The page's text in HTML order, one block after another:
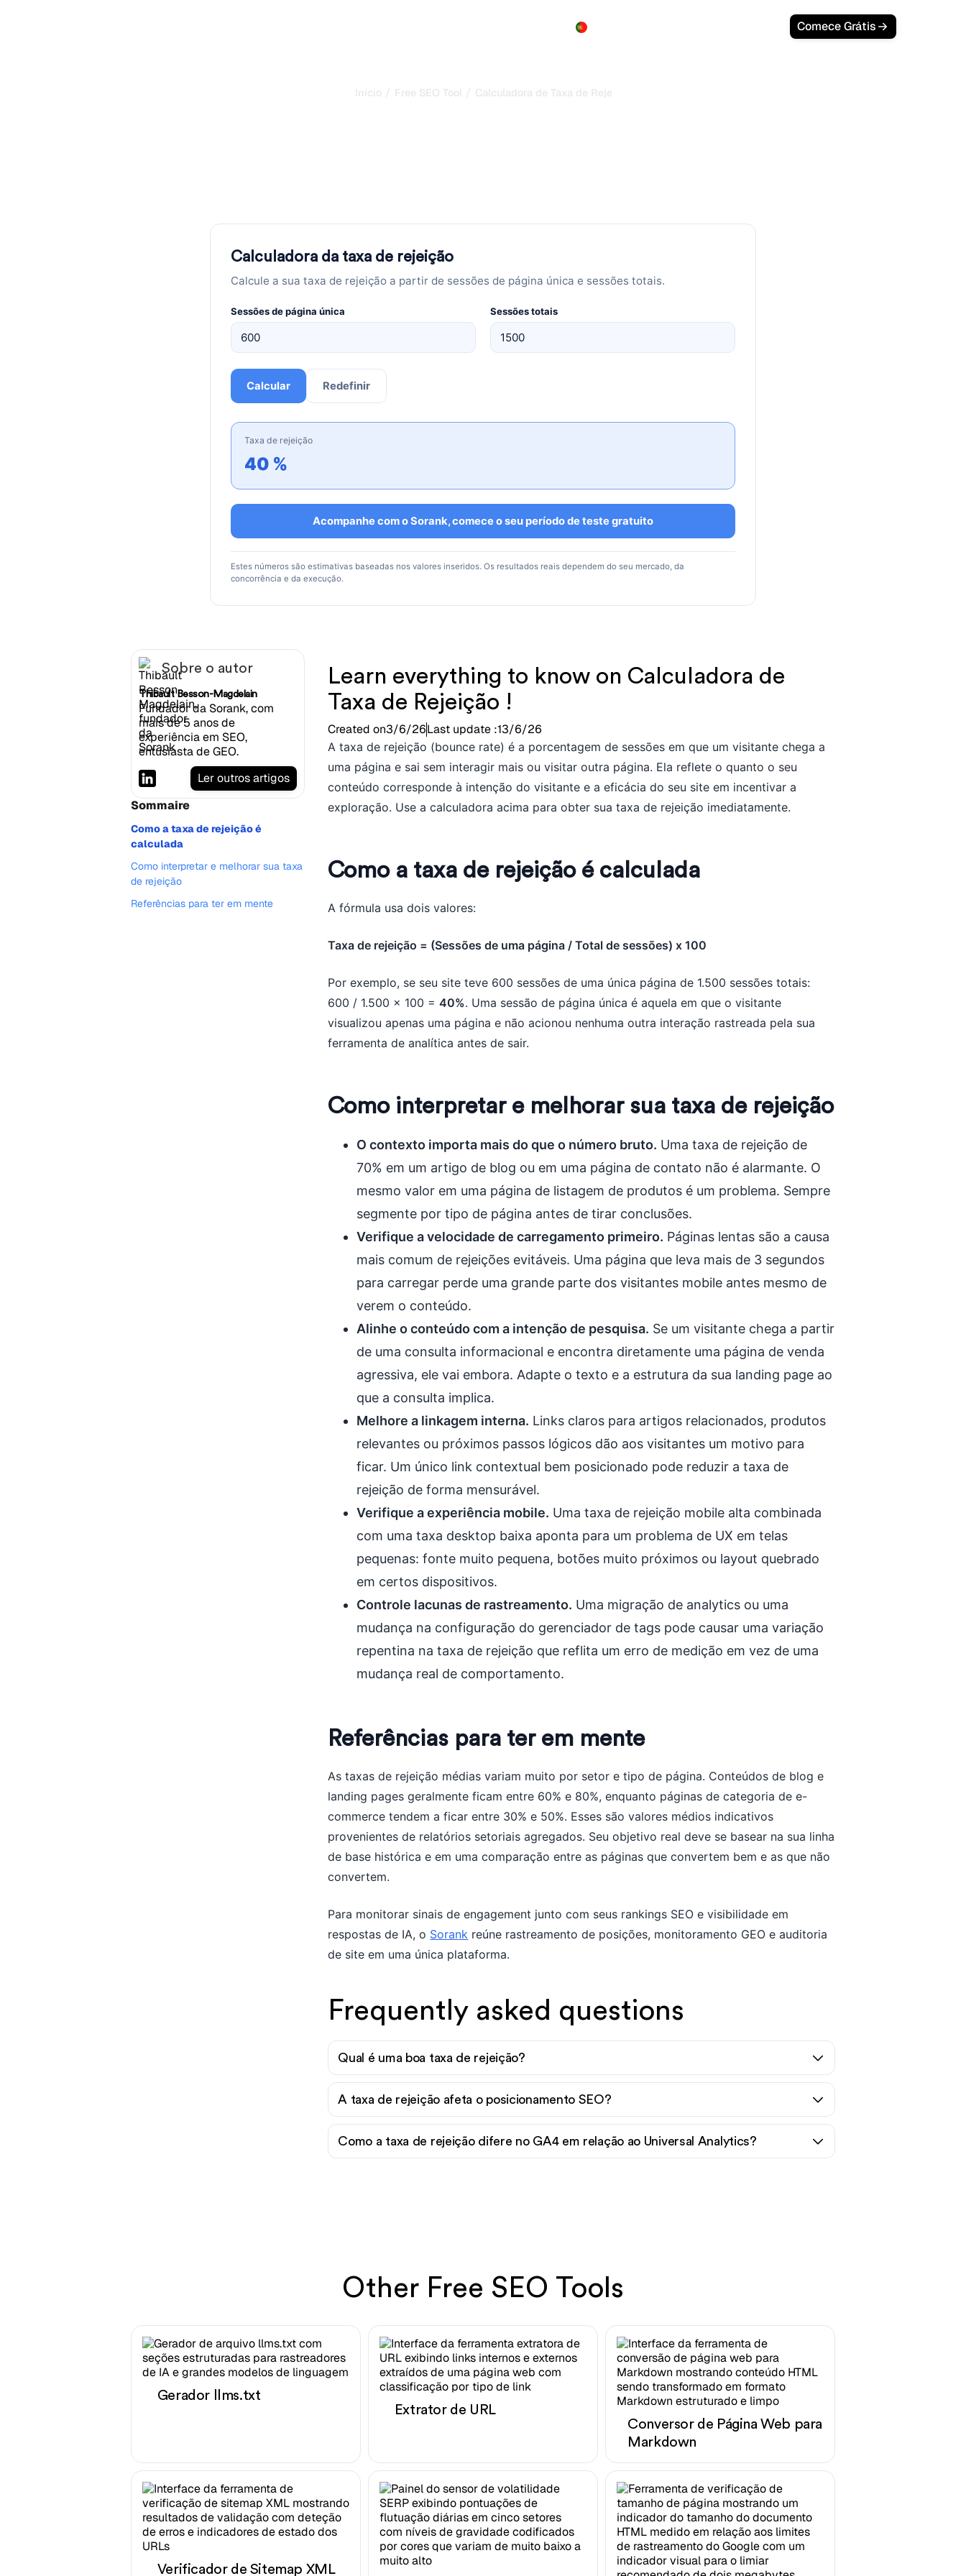
Comece Grátis
Início / Free SEO Tool / Calculadora de Taxa de Rejeição
Calculadora da taxa de rejeição
Calcule a sua taxa de rejeição a partir de sessões de página única e sessões totais.
Sessões de página única Sessões totais
Calcular Redefinir
Taxa de rejeição
40 %
Acompanhe com o Sorank, comece o seu período de teste gratuito
Estes números são estimativas baseadas nos valores inseridos. Os resultados reais dependem do seu mercado, da
concorrência e da execução.
Sobre o autor
Thibault Besson-Magdelain
Fundador da Sorank, com
mais de 5 anos de
experiência em SEO,
entusiasta de GEO.
Ler outros artigos
Sommaire
Como a taxa de rejeição é
calculada
Como interpretar e melhorar sua taxa
de rejeição
Referências para ter em mente
Learn everything to know on Calculadora de
Taxa de Rejeição !
Created on3/6/26Last update :13/6/26
A taxa de rejeição (bounce rate) é a porcentagem de sessões em que um visitante chega a
uma página e sai sem interagir mais ou visitar outra página. Ela reflete o quanto o seu
conteúdo corresponde à intenção do visitante e a eficácia do seu site em incentivar a
exploração. Use a calculadora acima para obter sua taxa de rejeição imediatamente.
Como a taxa de rejeição é calculada
A fórmula usa dois valores:
Taxa de rejeição = (Sessões de uma página / Total de sessões) x 100
Por exemplo, se seu site teve 600 sessões de uma única página de 1.500 sessões totais:
600 / 1.500 x 100 =40%. Uma sessão de página única é aquela em que o visitante
visualizou apenas uma página e não acionou nenhuma outra interação rastreada pela sua
ferramenta de analítica antes de sair.
Como interpretar e melhorar sua taxa de rejeição
O contexto importa mais do que o número bruto. Uma taxa de rejeição de
70% em um artigo de blog ou em uma página de contato não é alarmante. O
mesmo valor em uma página de listagem de produtos é um problema. Sempre
segmente por tipo de página antes de tirar conclusões.
Verifique a velocidade de carregamento primeiro. Páginas lentas são a causa
mais comum de rejeições evitáveis. Uma página que leva mais de 3 segundos
para carregar perde uma grande parte dos visitantes mobile antes mesmo de
verem o conteúdo.
Alinhe o conteúdo com a intenção de pesquisa. Se um visitante chega a partir
de uma consulta informacional e encontra diretamente uma página de venda
agressiva, ele vai embora. Adapte o texto e a estrutura da sua landing page ao
que a consulta implica.
Melhore a linkagem interna. Links claros para artigos relacionados, produtos
relevantes ou próximos passos lógicos dão aos visitantes um motivo para
ficar. Um único link contextual bem posicionado pode reduzir a taxa de
rejeição de forma mensurável.
Verifique a experiência mobile. Uma taxa de rejeição mobile alta combinada
com uma taxa desktop baixa aponta para um problema de UX em telas
pequenas: fonte muito pequena, botões muito próximos ou layout quebrado
em certos dispositivos.
Controle lacunas de rastreamento. Uma migração de analytics ou uma
mudança na configuração do gerenciador de tags pode causar uma variação
repentina na taxa de rejeição que reflita um erro de medição em vez de uma
mudança real de comportamento.
Referências para ter em mente
As taxas de rejeição médias variam muito por setor e tipo de página. Conteúdos de blog e
landing pages geralmente ficam entre 60% e 80%, enquanto páginas de categoria de e-
commerce tendem a ficar entre 30% e 50%. Esses são valores médios indicativos
provenientes de relatórios setoriais agregados. Seu objetivo real deve se basear na sua linha
de base histórica e em uma comparação entre as páginas que convertem bem e as que não
convertem.
Para monitorar sinais de engagement junto com seus rankings SEO e visibilidade em
respostas de IA, o Sorank reúne rastreamento de posições, monitoramento GEO e auditoria
de site em uma única plataforma.
Frequently asked questions
Qual é uma boa taxa de rejeição?
A taxa de rejeição afeta o posicionamento SEO?
Como a taxa de rejeição difere no GA4 em relação ao Universal Analytics?
Other Free SEO Tools
Gerador llms.txt
Extrator de URL
Conversor de Página Web para
Markdown
Verificador de Sitemap XML